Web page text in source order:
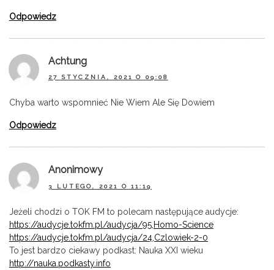
Odpowiedz
Achtung
27 STYCZNIA, 2021 O 09:08
Chyba warto wspomnieć Nie Wiem Ale Się Dowiem
Odpowiedz
Anonimowy
3 LUTEGO, 2021 O 11:19
Jeżeli chodzi o TOK FM to polecam następujące audycje:
https://audycje.tokfm.pl/audycja/95,Homo-Science
https://audycje.tokfm.pl/audycja/24,Czlowiek-2-0
To jest bardzo ciekawy podkast: Nauka XXI wieku
http://nauka.podkasty.info